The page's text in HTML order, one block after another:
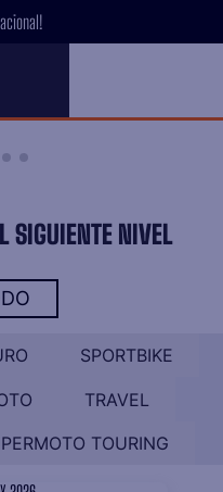
hoy y paga en cuotas con Addi!
SIGUIENTE NIVEL
SPORTBIKE
TRAVEL
TOURING